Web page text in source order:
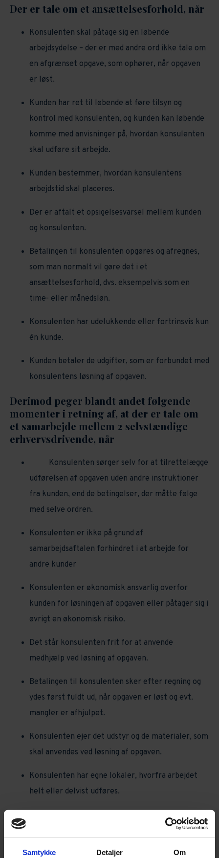
Samtykke Detaljer Om
Der er tale om et ansættelsesforhold, når
Konsulenten skal påtage sig en løbende
arbejdsydelse – der er med andre ord ikke tale om
en afgrænset opgave, som ophører, når opgaven
er løst.
Kunden har ret til løbende at føre tilsyn og
kontrol med konsulenten, og kunden kan løbende
komme med anvisninger på, hvordan konsulenten
skal udføre sit arbejde.
Kunden bestemmer, hvordan konsulentens
arbejdstid skal placeres.
Der er aftalt et opsigelsesvarsel mellem kunden
og konsulenten.
Betalingen til konsulenten opgøres og afregnes,
som man normalt vil gøre det i et
ansættelsesforhold, dvs. eksempelvis som en
time- eller månedsløn.
Konsulenten har udelukkende eller fortrinsvis kun
én kunde.
Kunden betaler de udgifter, som er forbundet med
konsulentens løsning af opgaven.
Derimod peger blandt andet følgende
momenter i retning af, at der er tale om
et samarbejde mellem 2 selvstændige
erhvervsdrivende, når
Konsulenten sørger selv for at tilrettelægge
udførelsen af opgaven uden andre instruktioner
fra kunden, end de betingelser, der måtte følge
med selve ordren.
Konsulenten er ikke på grund af
samarbejdsaftalen forhindret i at arbejde for
andre kunder
Konsulenten er økonomisk ansvarlig overfor
kunden for løsningen af opgaven eller påtager sig i
øvrigt en økonomisk risiko.
Det står konsulenten frit for at anvende
medhjælp ved løsning af opgaven.
Betalingen til konsulenten sker efter regning og
ydes først fuldt ud, når opgaven er løst og evt.
mangler er afhjulpet.
Konsulenten ejer det udstyr og de materialer, som
skal anvendes ved løsning af opgaven.
Konsulenten har egne lokaler, hvorfra arbejdet
helt eller delvist udføres.
offentligheden som en fagkyndig, der påtager sig